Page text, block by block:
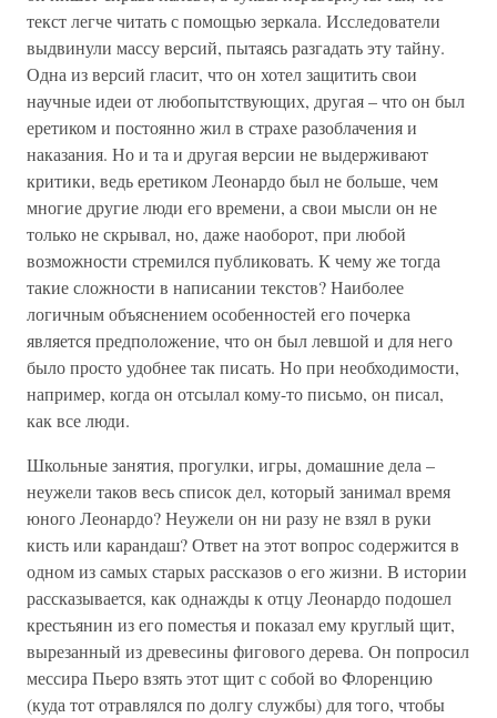
текст легче читать с помощью зеркала. Исследователи
выдвинули массу версий, пытаясь разгадать эту тайну.
Одна из версий гласит, что он хотел защитить свои
научные идеи от любопытствующих, другая – что он был
еретиком и постоянно жил в страхе разоблачения и
наказания. Но и та и другая версии не выдерживают
критики, ведь еретиком Леонардо был не больше, чем
многие другие люди его времени, а свои мысли он не
только не скрывал, но, даже наоборот, при любой
возможности стремился публиковать. К чему же тогда
такие сложности в написании текстов? Наиболее
логичным объяснением особенностей его почерка
является предположение, что он был левшой и для него
было просто удобнее так писать. Но при необходимости,
например, когда он отсылал кому-то письмо, он писал,
как все люди.
Школьные занятия, прогулки, игры, домашние дела –
неужели таков весь список дел, который занимал время
юного Леонардо? Неужели он ни разу не взял в руки
кисть или карандаш? Ответ на этот вопрос содержится в
одном из самых старых рассказов о его жизни. В истории
рассказывается, как однажды к отцу Леонардо подошел
крестьянин из его поместья и показал ему круглый щит,
вырезанный из древесины фигового дерева. Он попросил
мессира Пьеро взять этот щит с собой во Флоренцию
(куда тот отравлялся по долгу службы) для того, чтобы